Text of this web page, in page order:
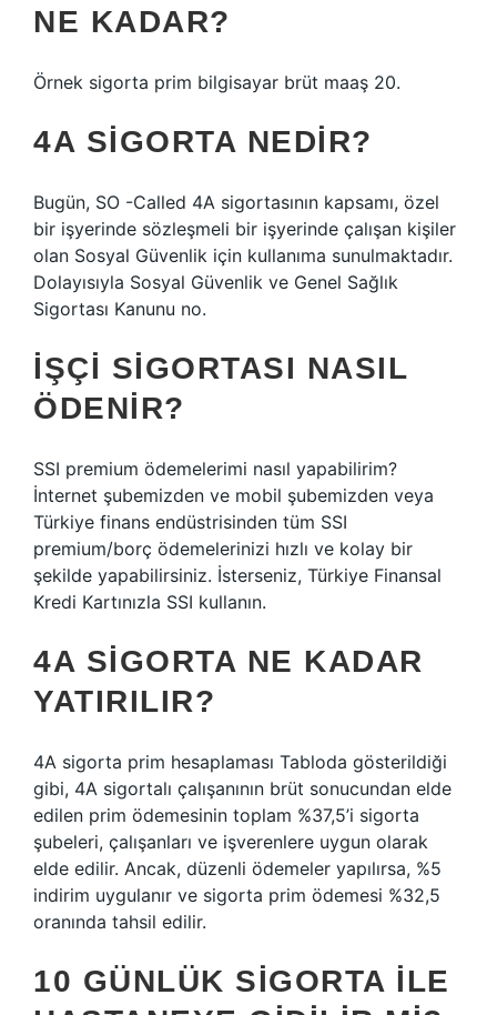
NE KADAR?
Örnek sigorta prim bilgisayar brüt maaş 20.
4A SIGORTA NEDIR?
Bugün, SO -Called 4A sigortasının kapsamı, özel
bir işyerinde sözleşmeli bir işyerinde çalışan kişiler
olan Sosyal Güvenlik için kullanıma sunulmaktadır.
Dolayısıyla Sosyal Güvenlik ve Genel Sağlık
Sigortası Kanunu no.
İŞÇI SIGORTASI NASIL
ÖDENIR?
SSI premium ödemelerimi nasıl yapabilirim?
İnternet şubemizden ve mobil şubemizden veya
Türkiye finans endüstrisinden tüm SSI
premium/borç ödemelerinizi hızlı ve kolay bir
şekilde yapabilirsiniz. İsterseniz, Türkiye Finansal
Kredi Kartınızla SSI kullanın.
4A SIGORTA NE KADAR
YATIRILIR?
4A sigorta prim hesaplaması Tabloda gösterildiği
gibi, 4A sigortalı çalışanının brüt sonucundan elde
edilen prim ödemesinin toplam %37,5’i sigorta
şubeleri, çalışanları ve işverenlere uygun olarak
elde edilir. Ancak, düzenli ödemeler yapılırsa, %5
indirim uygulanır ve sigorta prim ödemesi %32,5
oranında tahsil edilir.
10 GÜNLÜK SIGORTA ILE